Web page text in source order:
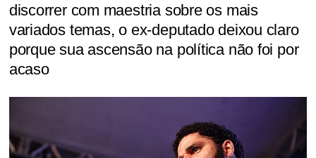
discorrer com maestria sobre os mais
variados temas, o ex-deputado deixou claro
porque sua ascensão na política não foi por
acaso